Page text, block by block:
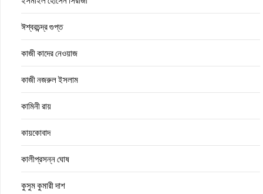
ঈশ্বরচন্দ্র গুপ্ত
কাজী কাদের নেওয়াজ
কাজী নজরুল ইসলাম
কামিনী রায়
কায়কোবাদ
কালীপ্রসন্ন ঘোষ
কুসুম কুমারী দাশ